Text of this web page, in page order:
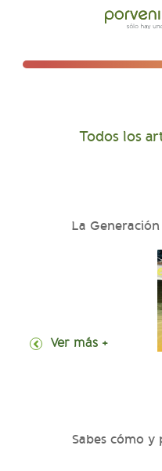
Todos los
La
+ Ver más
¿Sabes cómo